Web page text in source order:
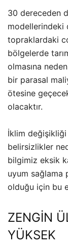
30 dereceden
modellerindeki
topraklardaki
bölgelerde
olmasına
bir parasal
ötesine
olacaktır.
İklim
belirsizlikler
bilgimiz eksik
uyum sağlama
olduğu için bu
ZENGİN
YÜKSEK